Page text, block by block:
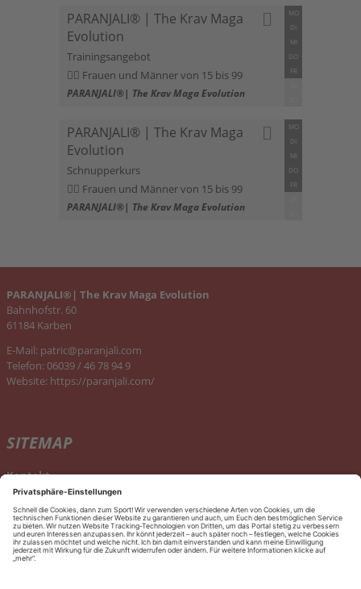
PARANJALI® | The Krav Maga
Evolution
Trainingsangebot
Frauen und Männer von 15 bis 99
PARANJALI®| The Krav Maga Evolution
MO
DI
MI
DO
FR
PARANJALI® | The Krav Maga
Evolution
Schnupperkurs
Frauen und Männer von 15 bis 99
PARANJALI®| The Krav Maga Evolution
MO
DI
MI
DO
FR
PARANJALI®| The Krav Maga Evolution
Bahnhofstr. 60
61184 Karben
E-Mail: patric@paranjali.com
Telefon: 06039 / 46 78 94 9
Website: https://paranjali.com/
SITEMAP
Kontakt
KONTAKT
Kontakt